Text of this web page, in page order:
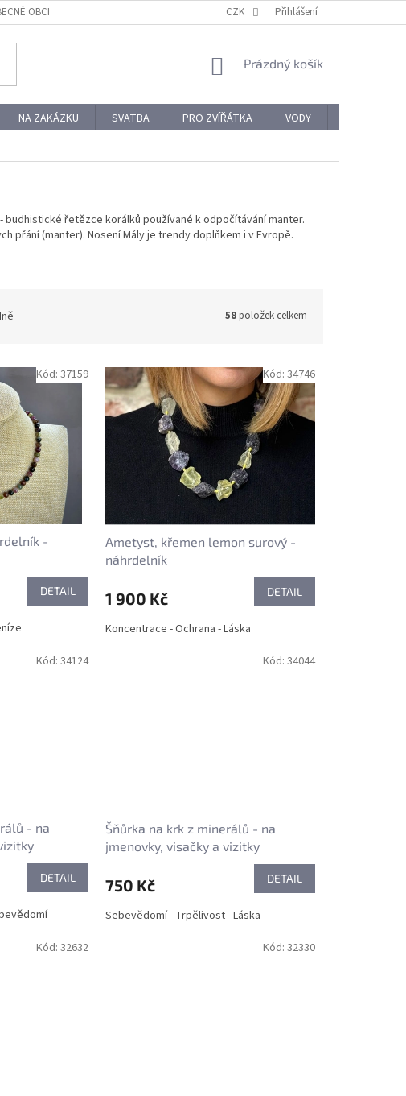
OBCHODNÍ PODMÍNKY REKLAMACE A VRÁCENÍ ZBOŽÍ
CZK Přihlášení
NÁKUPNÍ
Prázdný košík
NA ZAKÁZKU SVATBA PRO ZVÍŘÁTKA VODY
řetězce korálků používané k odpočítávání manter.
přání (manter). Nosení Mály je trendy doplňkem i v Evropě.
58položek celkem
-
DETAIL
Kód: 37159
Ametyst, křemen lemon surový -
náhrdelník
1 900 Kč DETAIL
Koncentrace - Ochrana - Láska
Kód: 34746
- na
DETAIL
Kód: 34124
Šňůrka na krk z minerálů - na
jmenovky, visačky a vizitky
750 Kč DETAIL
Sebevědomí - Trpělivost - Láska
Kód: 34044
Kód: 32632 Kód: 32330